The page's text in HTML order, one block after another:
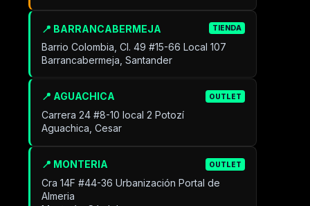
📍 BARRANCABERMEJA TIENDA
Barrio Colombia, Cl. 49 #15-66 Local 107
Barrancabermeja, Santander
📍 AGUACHICA OUTLET
Carrera 24 #8-10 local 2 Potozí
Aguachica, Cesar
📍 MONTERIA OUTLET
Cra 14F #44-36 Urbanización Portal de
Almeria